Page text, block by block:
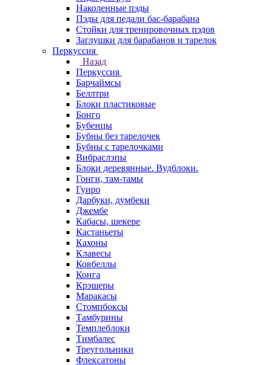
Наколенные пэды
Пэды для педали бас-барабана
Стойки для тренировочных пэдов
Заглушки для барабанов и тарелок
Перкуссия
Назад
Перкуссия
Барчаймсы
Беллтри
Блоки пластиковые
Бонго
Бубенцы
Бубны без тарелочек
Бубны с тарелочками
Вибраслэпы
Блоки деревянные. Вудблоки.
Гонги, там-тамы
Гуиро
Дарбуки, думбеки
Джембе
Кабасы, шекере
Кастаньеты
Кахоны
Клавесы
Ковбеллы
Конга
Крэшеры
Маракасы
Стомпбоксы
Тамбурины
Темплеблоки
Тимбалес
Треугольники
Флексатоны